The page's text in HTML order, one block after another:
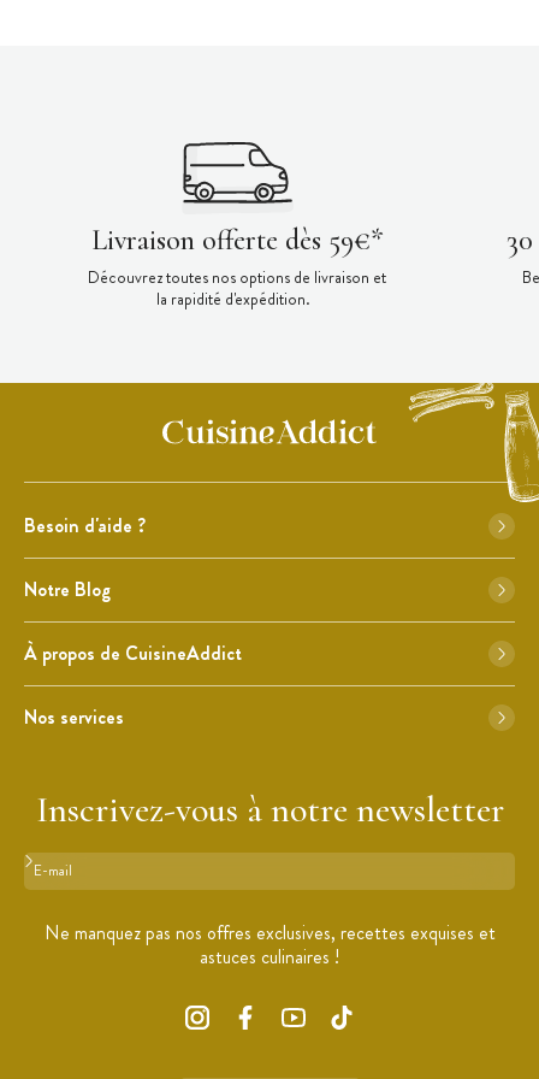
Livraison offerte dès 59€*
Découvrez toutes nos options de livraison et
la rapidité d'expédition.
Besoin d'aide ?
Notre Blog
À propos de CuisineAddict
Nos services
Inscrivez-vous à notre newsletter
Format : adresse@email.com
Ne manquez pas nos offres exclusives, recettes exquises et
astuces culinaires !